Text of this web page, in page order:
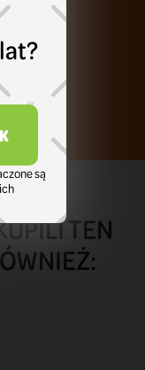
TEN
są